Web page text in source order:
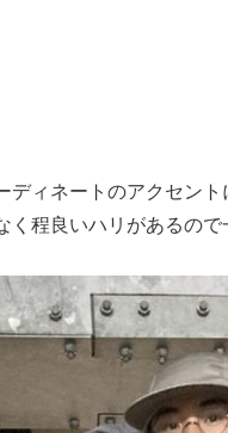
ィネートのアクセント
程良いハリがあるの